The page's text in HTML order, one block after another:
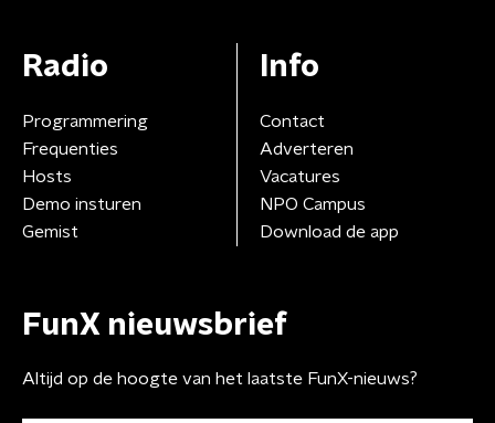
Radio
Programmering
Frequenties
Hosts
Demo insturen
Gemist
Info
Contact
Adverteren
Vacatures
NPO Campus
Download de app
FunX nieuwsbrief
Altijd op de hoogte van het laatste FunX-nieuws?